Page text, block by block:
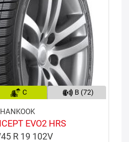
C B (72)
HANKOOK
EVO2 HRS
R 19 102V